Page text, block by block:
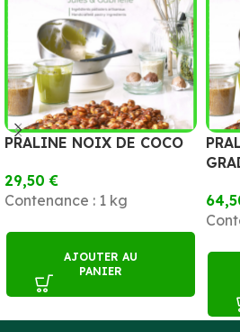
PRALINE NOIX DE COCO
29,50€
Contenance : 1 kg
AJOUTER AU
PANIER